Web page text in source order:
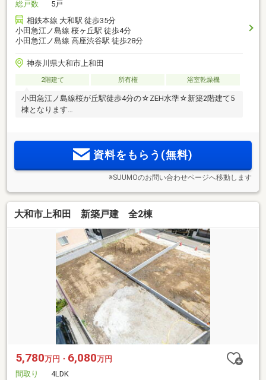
総戸数
5戸
相鉄本線 大和駅 徒歩35分
小田急江ノ島線 桜ヶ丘駅 徒歩4分
小田急江ノ島線 高座渋谷駅 徒歩28分
神奈川県大和市上和田
2階建て 所有権 浴室乾燥機
小田急江ノ島線桜が丘駅徒歩4分の☆ZEH水準☆新築2階建て5
棟となります
資料をもらう(無料)
※SUUMOのお問い合わせページへ移動します
大和市上和田 新築戸建 全2棟
5,780万円・ 6,080万円
間取り
4LDK